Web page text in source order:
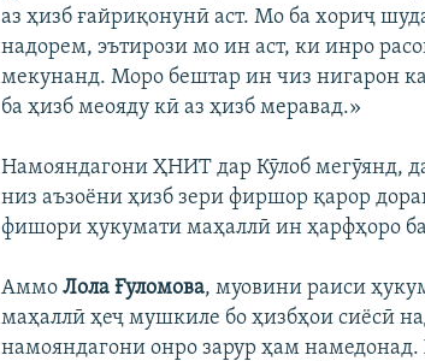
аз ҳизб ғайриқонунӣ аст. Мо ба хориҷ
надорем, эътирози мо ин аст, ки инро
мекунанд. Моро бештар ин чиз нигарон
ба ҳизб меояду кӣ аз ҳизб меравад.»
Намояндагони ҲНИТ дар Кӯлоб мегӯянд,
низ аъзоёни ҳизб зери фиршор қарор
фишори ҳукумати маҳаллӣ ин ҳарфҳоро ба
АммоЛола Ғуломова, муовини раиси
маҳаллӣ ҳеҷ мушкиле бо ҳизбҳои сиёсӣ
намояндагони онро зарур ҳам